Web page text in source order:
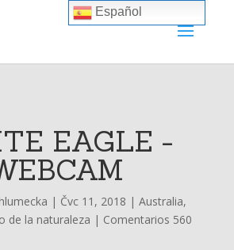
EAGLE -
| Čvc 11, 2018 | Australia,
de la naturaleza | Comentarios 560
Español